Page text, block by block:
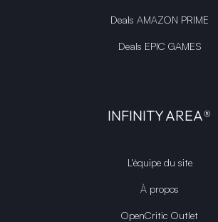
Deals AMAZON PRIME
Deals EPIC GAMES
INFINITY AREA®
L'équipe du site
À propos
OpenCritic Outlet